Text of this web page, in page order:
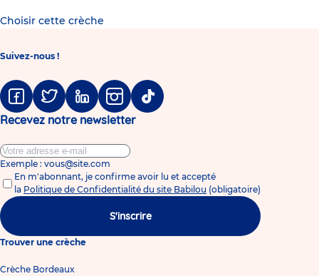
Choisir cette crèche
Suivez-nous !
FacebookTwitter LinkedinInstagramTiktok
Recevez notre newsletter
Exemple : vous@site.com
En m'abonnant, je confirme avoir lu et accepté
la Politique de Confidentialité du site Babilou (obligatoire)
S'inscrire
Trouver une crèche
Crèche Bordeaux